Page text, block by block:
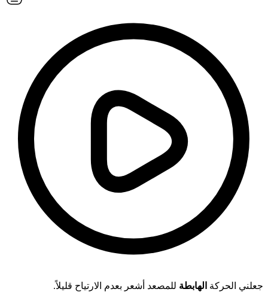
جعلني الحركة الهابطة للمصعد أشعر بعدم الارتياح قليلاً.